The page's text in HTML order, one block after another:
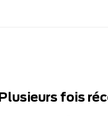
Plusieurs fois